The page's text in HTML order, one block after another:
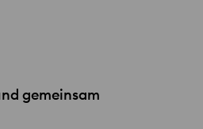
gemeinsam